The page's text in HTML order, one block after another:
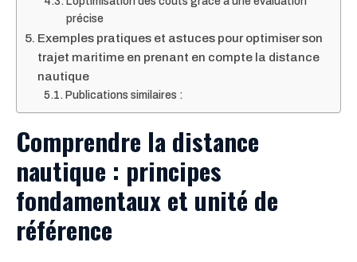
précise
Exemples pratiques et astuces pour optimiser son
trajet maritime en prenant en compte la distance
nautique
Publications similaires :
Comprendre la distance
nautique : principes
fondamentaux et unité de
référence